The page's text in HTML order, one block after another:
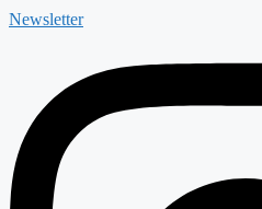
Newsletter